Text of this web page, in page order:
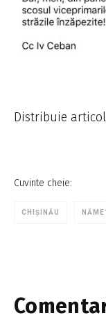
Distribuie
Cuvinte cheie:
CHIȘINĂU